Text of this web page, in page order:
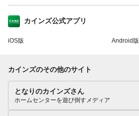
カインズ公式アプリ
iOS版 Android版
カインズのその他のサイト
となりのカインズさん
ホームセンターを遊び倒すメディア